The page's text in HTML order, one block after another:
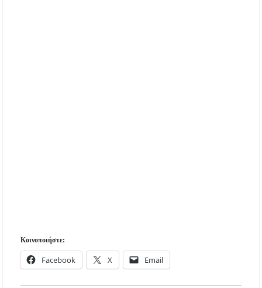
Κοινοποιήστε:
Facebook X Email